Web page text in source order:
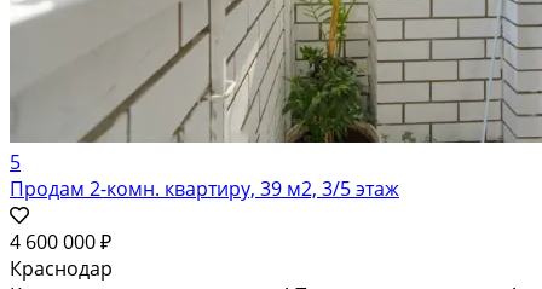
5
Продам 2-комн. квартиру, 39 м2, 3/5 этаж
4 600 000 ₽
Краснодар